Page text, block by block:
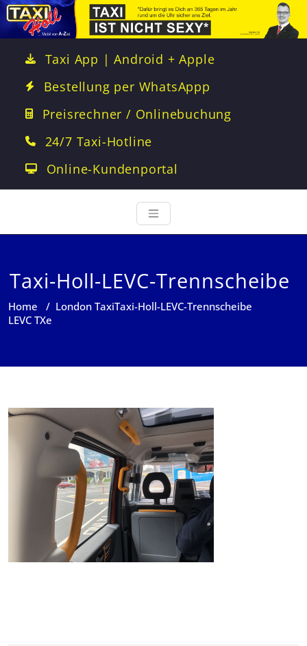
Taxi App | Android + Apple
Bestellung per WhatsAppp
Preisrechner / Onlinebuchung
24/7 Taxi-Hotline
Online-Kundenportal
Taxi-Holl-LEVC-Trennscheibe
Home / London Taxi
LEVC TXe
Taxi-Holl-LEVC-Trennscheibe